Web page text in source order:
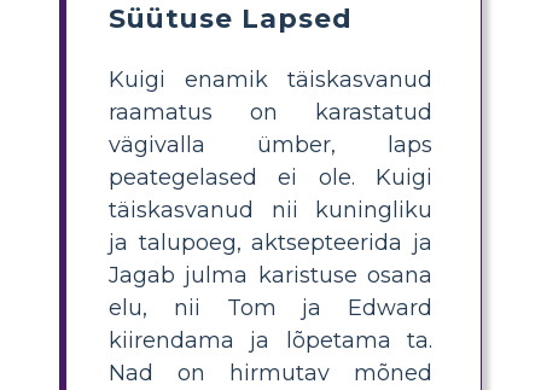
Süütuse Lapsed
Kuigi enamik täiskasvanud
raamatus on karastatud
vägivalla ümber, laps
peategelased ei ole. Kuigi
täiskasvanud nii kuningliku
ja talupoeg, aktsepteerida ja
Jagab julma karistuse osana
elu, nii Tom ja Edward
kiirendama ja lõpetama ta.
Nad on hirmutav mõned